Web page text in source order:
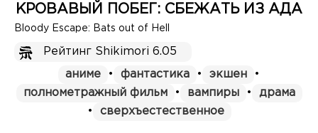
КРОВАВЫЙ ПОБЕГ: СБЕЖАТЬ ИЗ АДА
Bloody Escape: Bats out of Hell
Рейтинг Shikimori 6.05
аниме • фантастика • экшен
•
полнометражный фильм
• вампиры •
драма
•
сверхъестественное